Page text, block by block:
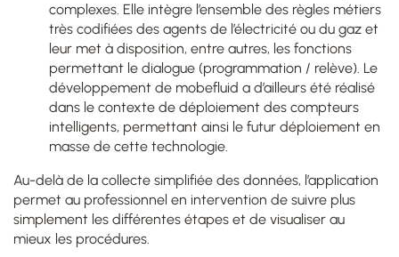
complexes. Elle intègre l’ensemble des règles métiers
très codifiées des agents de l’électricité ou du gaz et
leur met à disposition, entre autres, les fonctions
permettant le dialogue (programmation / relève). Le
développement de mobefluid a d’ailleurs été réalisé
dans le contexte de déploiement des compteurs
intelligents, permettant ainsi le futur déploiement en
masse de cette technologie.
Au-delà de la collecte simplifiée des données, l’application
permet au professionnel en intervention de suivre plus
simplement les différentes étapes et de visualiser au
mieux les procédures.